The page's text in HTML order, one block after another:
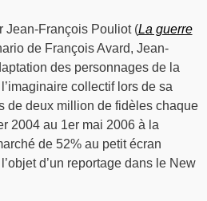
Jean-François Pouliot (La guerre
de François Avard, Jean-
des personnages de la
collectif lors de sa
de deux million de fidèles chaque
2004 au 1er mai 2006 à la
de 52% au petit écran
d’un reportage dans le New